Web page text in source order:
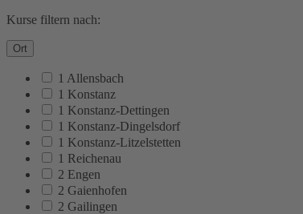
Kurse filtern nach:
Ort
1 Allensbach
1 Konstanz
1 Konstanz-Dettingen
1 Konstanz-Dingelsdorf
1 Konstanz-Litzelstetten
1 Reichenau
2 Engen
2 Gaienhofen
2 Gailingen